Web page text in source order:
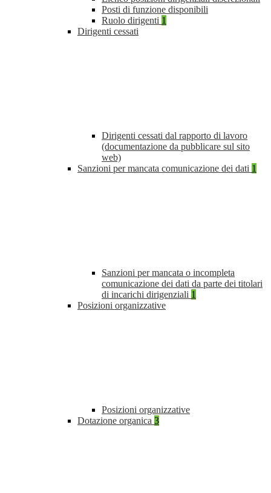
Posti di funzione disponibili
Ruolo dirigenti 1
Dirigenti cessati
Dirigenti cessati dal rapporto di lavoro
(documentazione da pubblicare sul sito
web)
Sanzioni per mancata comunicazione dei dati 1
Sanzioni per mancata o incompleta
comunicazione dei dati da parte dei titolari
di incarichi dirigenziali 1
Posizioni organizzative
Posizioni organizzative
Dotazione organica 3